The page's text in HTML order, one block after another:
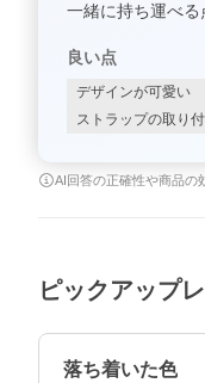
一緒に持ち運べる
良い点
デザインが可愛い
ストラップの取り
AI回答の正確性や商品の
ピックアップ
落ち着いた色